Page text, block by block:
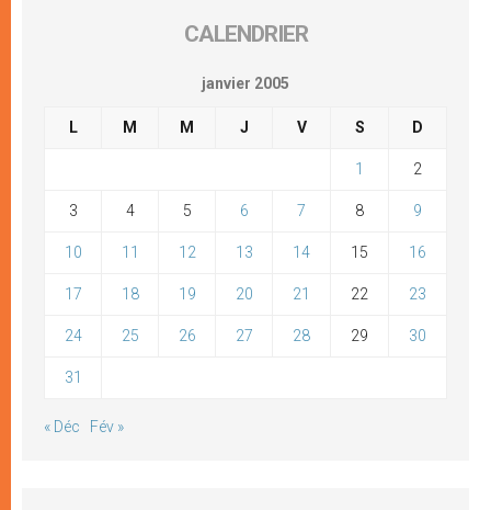
CALENDRIER
janvier 2005
L M M J V S D
1 2
3 4 5 6 7 8 9
10 11 12 13 14 15 16
17 18 19 20 21 22 23
24 25 26 27 28 29 30
31
« Déc Fév »